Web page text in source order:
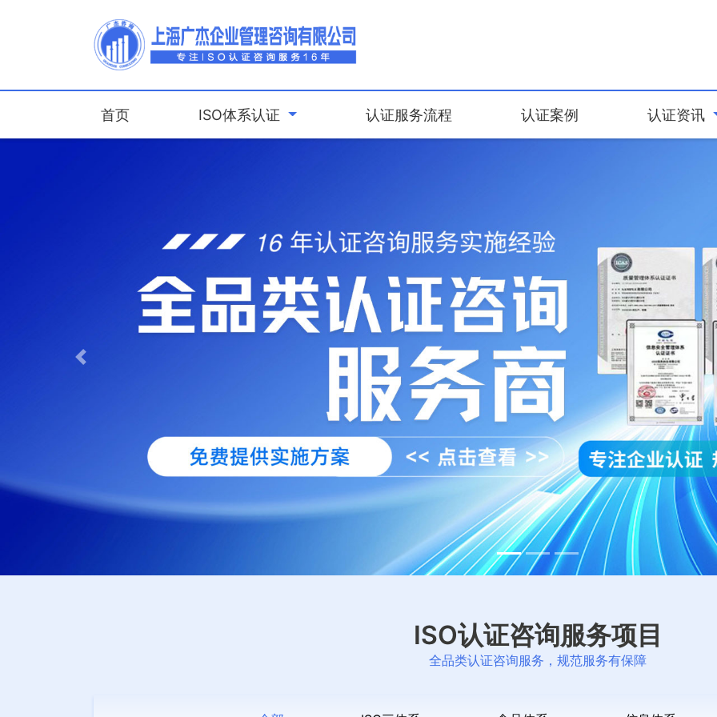
首页(current) ISO体系认证 认证服务流程 认证案例 认证资讯
Previous
ISO认证咨询服务项目
全品类认证咨询服务，规范服务有保障